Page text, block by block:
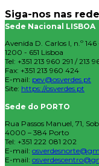
Siga-nos nas
Sede Nacional LISBOA
Avenida D. Carlos I, n.º 146
1200 - 651 Lisboa
Tel: +351 213 960 291 / 213
Fax: +351 213 960 424
E-mail: pev@osverdes.pt
Site: https://osverdes.pt
Sede do PORTO
Rua Passos Manuel, 71,
4000 – 384 Porto
Tel: +351 222 081 202
E-mail:
E-mail: